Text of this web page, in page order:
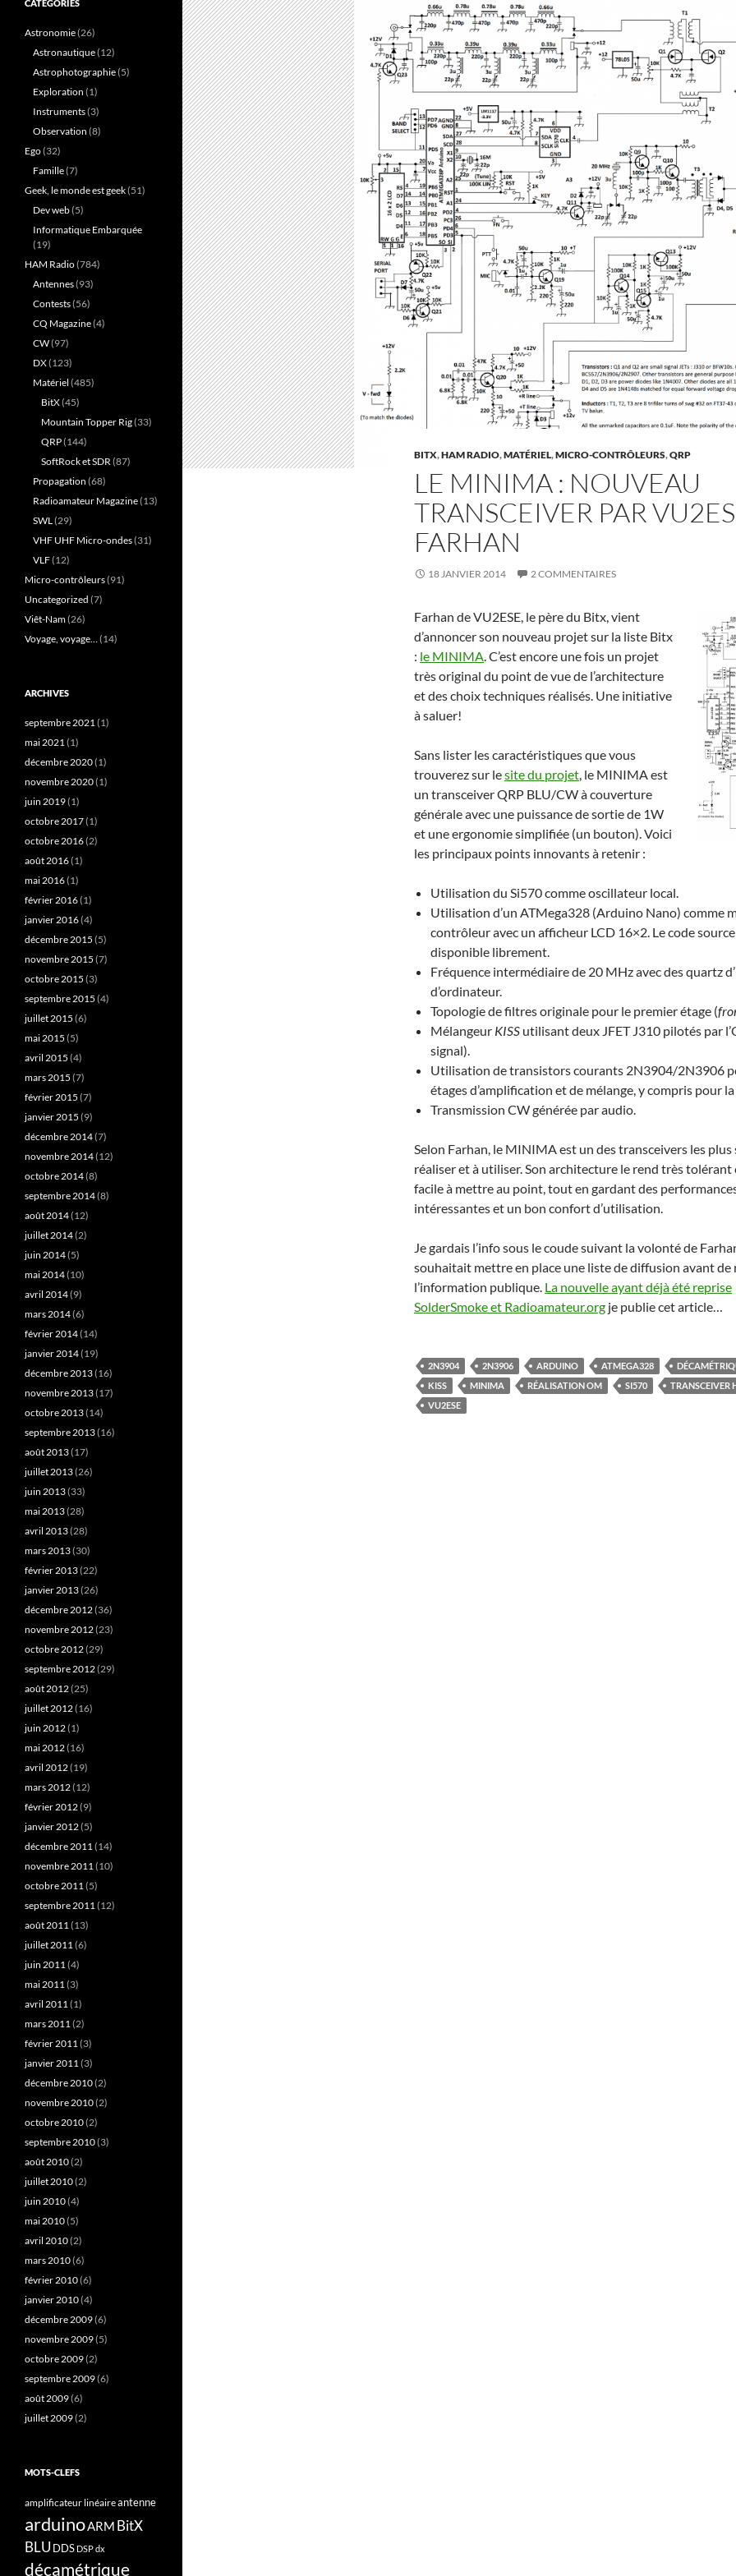
BITX,HAM RADIO,MATÉRIEL,MICRO-CONTRÔLEURS,QRP
LE MINIMA : NOUVEAU
TRANSCEIVER PAR
FARHAN
18 JANVIER 2014 2 COMMENTAIRES
Farhan de VU2ESE, le père du Bitx, vient
d’annoncer son nouveau projet sur la liste Bitx
: le MINIMA. C’est encore une fois un projet
très original du point de vue de l’architecture
et des choix techniques réalisés. Une initiative
à saluer!
Sans lister les caractéristiques que vous
trouverez sur lesite du projet, le MINIMA est
un transceiver QRP BLU/CW à couverture
générale avec une puissance de sortie de 1W
et une ergonomie simplifiée (un bouton). Voici
les principaux points innovants à retenir :
Utilisation du Si570 comme oscillateur local.
Utilisation d’un ATMega328 (Arduino Nano) comme
contrôleur avec un afficheur LCD 16×2. Le code
disponible librement.
Fréquence intermédiaire de 20 MHz avec des quartz
d’ordinateur.
Topologie de filtres originale pour le premier étage (
Mélangeur KISS utilisant deux JFET J310 pilotés par
signal).
Utilisation de transistors courants 2N3904/2N3906
étages d’amplification et de mélange, y compris pour la
Transmission CW générée par audio.
Selon Farhan, le MINIMA est un des transceivers les plus
réaliser et à utiliser. Son architecture le rend très tolérant
facile à mettre au point, tout en gardant des
intéressantes et un bon confort d’utilisation.
Je gardais l’info sous le coude suivant la volonté de
souhaitait mettre en place une liste de diffusion avant de
l’information publique. La nouvelle ayant déjà été reprise
SolderSmoke et Radioamateur.org je publie cet article…
2N3904 2N3906 ARDUINO ATMEGA328
KISS
MINIMA RÉALISATION OM SI570
TRANSCEIVER
VU2ESE
CATÉGORIES
Astronomie(26)
Astronautique(12)
Astrophotographie(5)
Exploration (1)
Instruments(3)
Observation (8)
Ego(32)
Famille(7)
Geek, le monde est geek(51)
Dev web(5)
Informatique Embarquée
(19)
HAM Radio(784)
Antennes(93)
Contests(56)
CQ Magazine(4)
CW(97)
DX(123)
Matériel (485)
BitX(45)
Mountain Topper Rig(33)
QRP(144)
SoftRock et SDR(87)
Propagation (68)
Radioamateur Magazine(13)
SWL(29)
VHF UHF Micro-ondes(31)
VLF(12)
Micro-contrôleurs(91)
Uncategorized (7)
Viêt-Nam(26)
Voyage, voyage…(14)
ARCHIVES
septembre 2021(1)
mai 2021(1)
décembre 2020(1)
novembre 2020(1)
juin 2019(1)
octobre 2017(1)
octobre 2016(2)
août 2016(1)
mai 2016(1)
février 2016(1)
janvier 2016(4)
décembre 2015 (5)
novembre 2015 (7)
octobre 2015 (3)
septembre 2015 (4)
juillet 2015 (6)
mai 2015 (5)
avril 2015 (4)
mars 2015 (7)
février 2015 (7)
janvier 2015 (9)
décembre 2014(7)
novembre 2014(12)
octobre 2014(8)
septembre 2014(8)
août 2014(12)
juillet 2014(2)
juin 2014(5)
mai 2014(10)
avril 2014(9)
mars 2014(6)
février 2014(14)
janvier 2014(19)
décembre 2013(16)
novembre 2013(17)
octobre 2013(14)
septembre 2013(16)
août 2013(17)
juillet 2013(26)
juin 2013(33)
mai 2013(28)
avril 2013(28)
mars 2013(30)
février 2013(22)
janvier 2013(26)
décembre 2012(36)
novembre 2012(23)
octobre 2012(29)
septembre 2012(29)
août 2012(25)
juillet 2012(16)
juin 2012(1)
mai 2012(16)
avril 2012(19)
mars 2012(12)
février 2012(9)
janvier 2012(5)
décembre 2011(14)
novembre 2011(10)
octobre 2011(5)
septembre 2011(12)
août 2011(13)
juillet 2011(6)
juin 2011(4)
mai 2011(3)
avril 2011(1)
mars 2011(2)
février 2011(3)
janvier 2011(3)
décembre 2010(2)
novembre 2010(2)
octobre 2010(2)
septembre 2010(3)
août 2010(2)
juillet 2010(2)
juin 2010(4)
mai 2010(5)
avril 2010(2)
mars 2010(6)
février 2010(6)
janvier 2010(4)
décembre 2009(6)
novembre 2009(5)
octobre 2009(2)
septembre 2009(6)
août 2009(6)
juillet 2009(2)
MOTS-CLEFS
amplificateur linéaireantenne
arduinoARM BitX
BLU DDS DSPdx
décamétrique